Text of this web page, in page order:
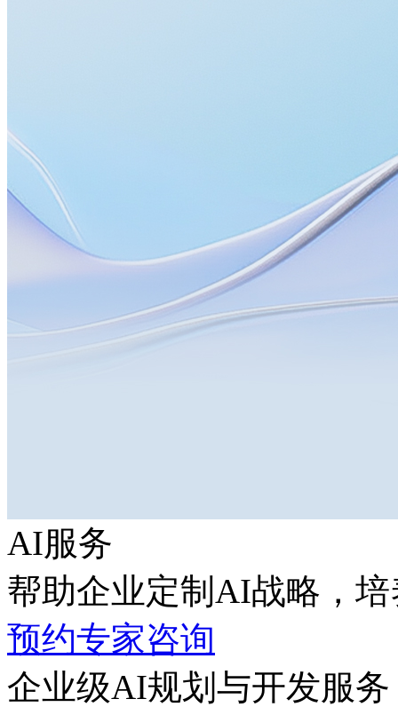
AI服务
帮助企业定制AI战略，
预约专家咨询
企业级AI规划与开发服务